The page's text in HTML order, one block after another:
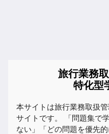
旅行業務
特化型
本サイトは旅行業務取扱
サイトです。 「問題集で
ない」「どの問題を優先